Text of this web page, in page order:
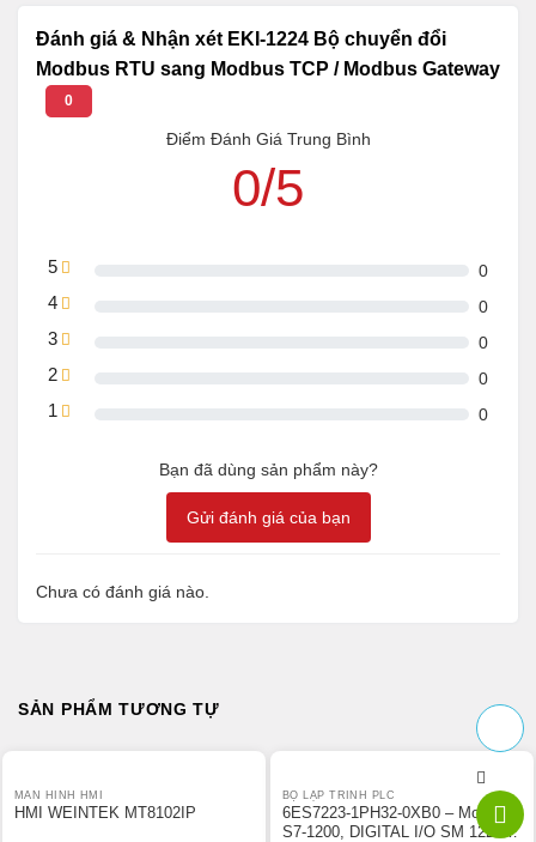
Đánh giá & Nhận xét EKI-1224 Bộ chuyển đổi
Modbus RTU sang Modbus TCP / Modbus Gateway
0
Điểm Đánh Giá Trung Bình
0/5
5 0
4 0
3 0
2 0
1 0
Bạn đã dùng sản phẩm này?
Gửi đánh giá của bạn
Chưa có đánh giá nào.
SẢN PHẨM TƯƠNG TỰ
MÀN HÌNH HMI
HMI WEINTEK MT8102IP
BỘ LẬP TRÌNH PLC
6ES7223-1PH32-0XB0 – Module
S7-1200, DIGITAL I/O SM 1223